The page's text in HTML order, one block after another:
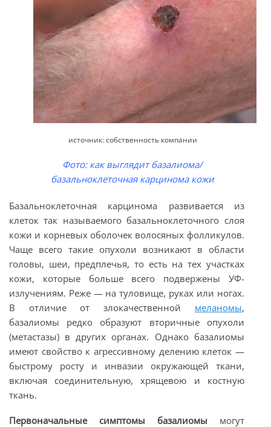
источник: собственность компании
Фото: как выглядит базалиома/
базальноклеточная карцинома кожи
Базальноклеточная карцинома развивается из
клеток так называемого базальноклеточного слоя
кожи и корневых оболочек волосяных фолликулов.
Чаще всего такие опухоли возникают в области
головы, шеи, предплечья, то есть на тех участках
кожи, которые больше всего подвержены УФ-
излучениям. Реже — на туловище, руках или ногах.
В отличие от злокачественной меланомы,
базалиомы редко образуют вторичные опухоли
(метастазы) в других органах. Однако базалиомы
имеют свойство к агрессивному делению клеток —
быстрому росту и инвазии окружающей ткани,
включая соединительную, хрящевою и костную
ткань.
Первоначальные симптомы базалиомы могут